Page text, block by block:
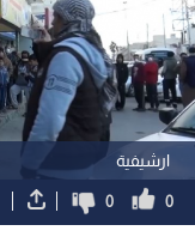
ارشيفية
0
0